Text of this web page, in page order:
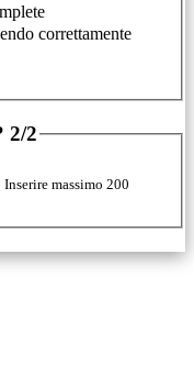
correttamente
2/2
Inserire massimo 200